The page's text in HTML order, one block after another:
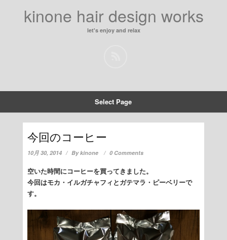
kinone hair design works
let's enjoy and relax
Select Page
今回のコーヒー
10月 30, 2014 Bykinone 0 Comments
空いた時間にコーヒーを買ってきました。
今回はモカ・イルガチャフィとガテマラ・ピーベリーで
す。